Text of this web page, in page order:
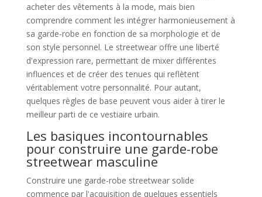
acheter des vêtements à la mode, mais bien
comprendre comment les intégrer harmonieusement à
sa garde-robe en fonction de sa morphologie et de
son style personnel. Le streetwear offre une liberté
d'expression rare, permettant de mixer différentes
influences et de créer des tenues qui reflètent
véritablement votre personnalité. Pour autant,
quelques règles de base peuvent vous aider à tirer le
meilleur parti de ce vestiaire urbain.
Les basiques incontournables
pour construire une garde-robe
streetwear masculine
Construire une garde-robe streetwear solide
commence par l'acquisition de quelques essentiels